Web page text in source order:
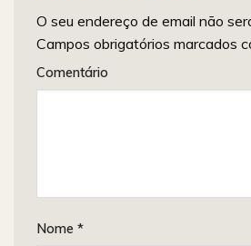
O seu endereço de email não
Campos obrigatórios marcados
Comentário
Nome *